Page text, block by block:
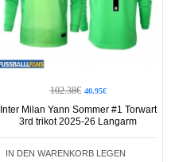
102.38€ 40.95€
Inter Milan Yann Sommer #1 Torwart
3rd trikot 2025-26 Langarm
IN DEN WARENKORB LEGEN